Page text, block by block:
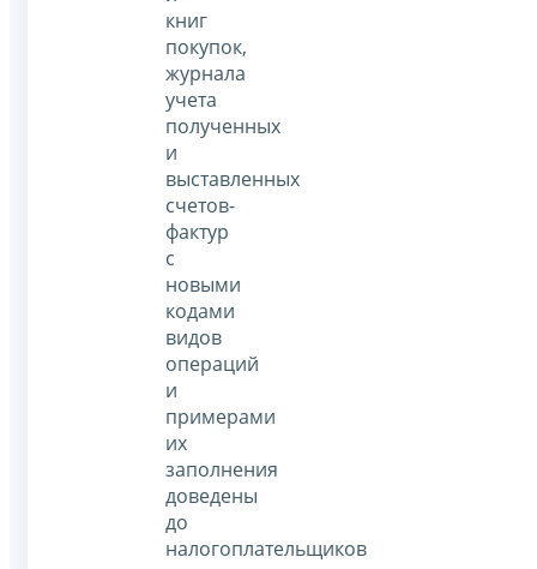
книг
покупок,
журнала
учета
полученных
и
выставленных
счетов-
фактур
с
новыми
кодами
видов
операций
и
примерами
их
заполнения
доведены
до
налогоплательщиков